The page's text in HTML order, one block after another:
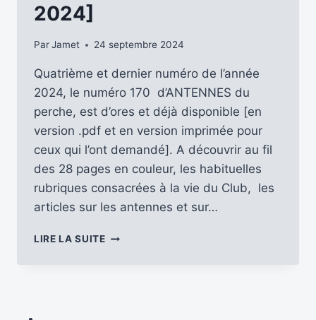
2024]
ParJamet 24 septembre 2024
Quatrième et dernier numéro de l’année
2024, le numéro 170 d’ANTENNES du
perche, est d’ores et déjà disponible [en
version .pdf et en version imprimée pour
ceux qui l’ont demandé]. A découvrir au fil
des 28 pages en couleur, les habituelles
rubriques consacrées à la vie du Club, les
articles sur les antennes et sur…
LIRE LA SUITELE